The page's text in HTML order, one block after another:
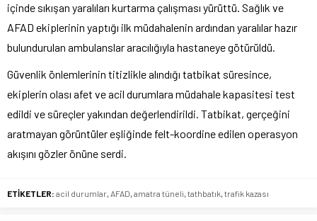
içinde sıkışan yaralıları kurtarma çalışması yürüttü. Sağlık ve
AFAD ekiplerinin yaptığı ilk müdahalenin ardından yaralılar hazır
bulundurulan ambulanslar aracılığıyla hastaneye götürüldü.
Güvenlik önlemlerinin titizlikle alındığı tatbikat süresince,
ekiplerin olası afet ve acil durumlara müdahale kapasitesi test
edildi ve süreçler yakından değerlendirildi. Tatbikat, gerçeğini
aratmayan görüntüler eşliğinde felt-koordine edilen operasyon
akışını gözler önüne serdi.
ETİKETLER: acil durumlar, AFAD, amatra tüneli, tathbatık, trafik kazası